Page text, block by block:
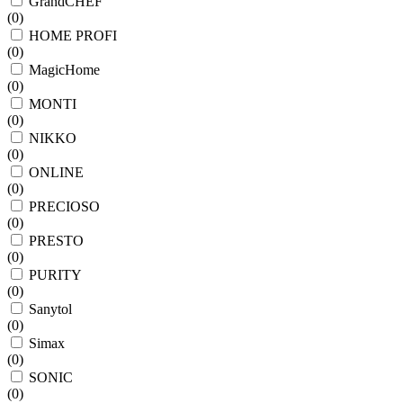
(0)
HOME PROFI
(0)
MagicHome
(0)
MONTI
(0)
NIKKO
(0)
ONLINE
(0)
PRECIOSO
(0)
PRESTO
(0)
PURITY
(0)
Sanytol
(0)
Simax
(0)
SONIC
(0)